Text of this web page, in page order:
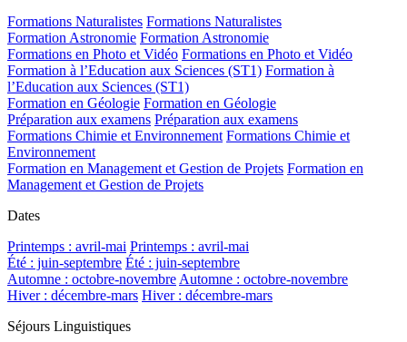
Formations Naturalistes Formations Naturalistes
Formation Astronomie Formation Astronomie
Formations en Photo et Vidéo Formations en Photo et Vidéo
Formation à l’Education aux Sciences (ST1) Formation à
l’Education aux Sciences (ST1)
Formation en Géologie Formation en Géologie
Préparation aux examens Préparation aux examens
Formations Chimie et Environnement Formations Chimie et
Environnement
Formation en Management et Gestion de Projets Formation en
Management et Gestion de Projets
Dates
Printemps : avril-mai Printemps : avril-mai
Été : juin-septembre Été : juin-septembre
Automne : octobre-novembre Automne : octobre-novembre
Hiver : décembre-mars Hiver : décembre-mars
Séjours Linguistiques